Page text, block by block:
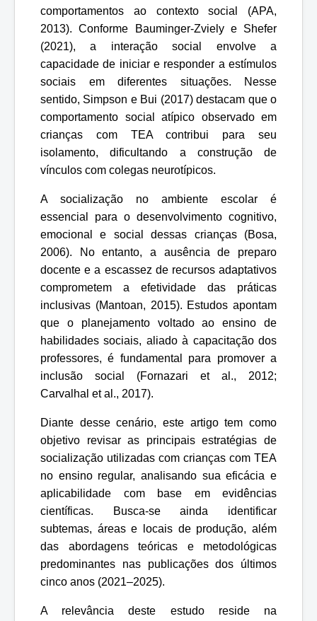
comportamentos ao contexto social (APA,
2013). Conforme Bauminger-Zviely e Shefer
(2021), a interação social envolve a
capacidade de iniciar e responder a estímulos
sociais em diferentes situações. Nesse
sentido, Simpson e Bui (2017) destacam que o
comportamento social atípico observado em
crianças com TEA contribui para seu
isolamento, dificultando a construção de
vínculos com colegas neurotípicos.
A socialização no ambiente escolar é
essencial para o desenvolvimento cognitivo,
emocional e social dessas crianças (Bosa,
2006). No entanto, a ausência de preparo
docente e a escassez de recursos adaptativos
comprometem a efetividade das práticas
inclusivas (Mantoan, 2015). Estudos apontam
que o planejamento voltado ao ensino de
habilidades sociais, aliado à capacitação dos
professores, é fundamental para promover a
inclusão social (Fornazari et al., 2012;
Carvalhal et al., 2017).
Diante desse cenário, este artigo tem como
objetivo revisar as principais estratégias de
socialização utilizadas com crianças com TEA
no ensino regular, analisando sua eficácia e
aplicabilidade com base em evidências
científicas. Busca-se ainda identificar
subtemas, áreas e locais de produção, além
das abordagens teóricas e metodológicas
predominantes nas publicações dos últimos
cinco anos (2021–2025).
A relevância deste estudo reside na